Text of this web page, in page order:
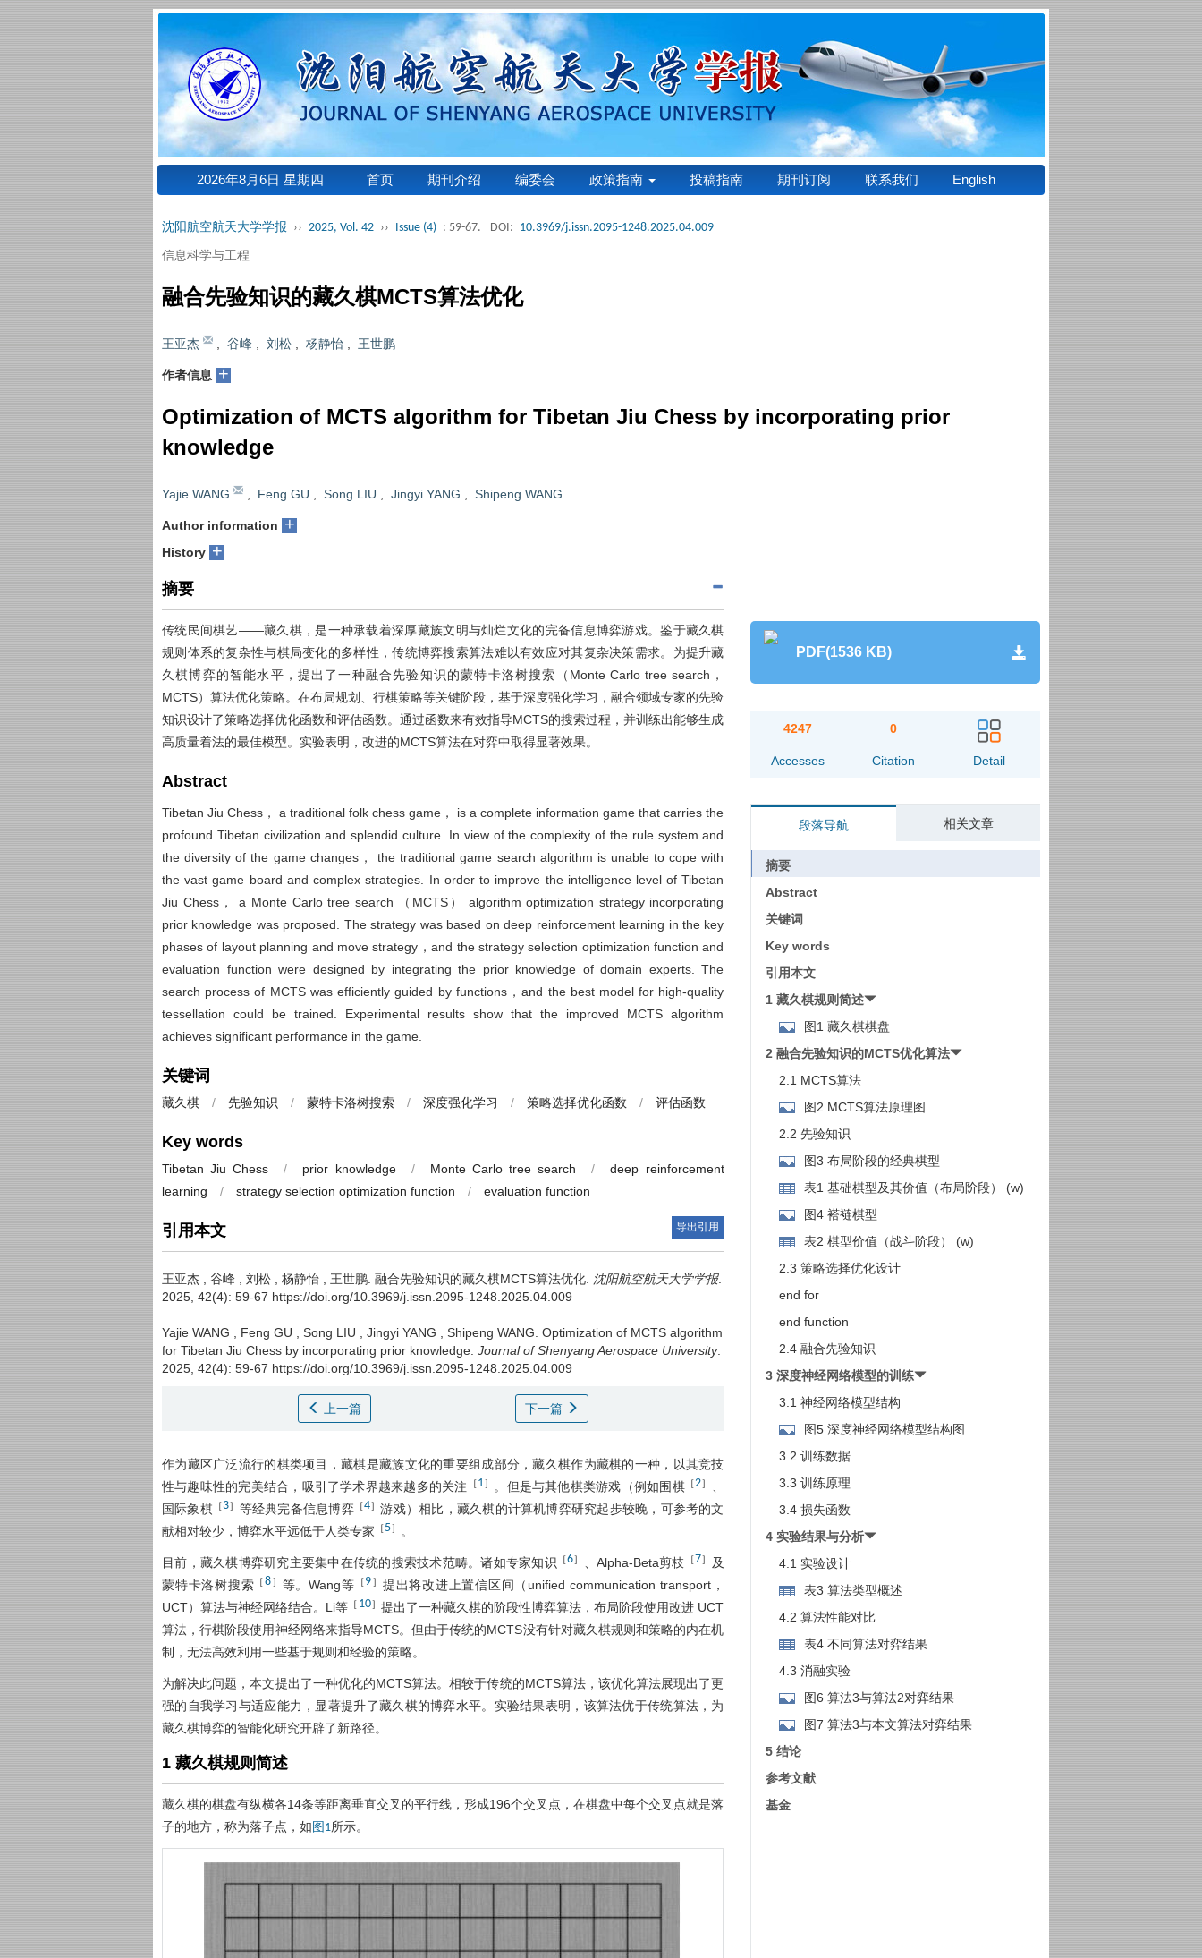
2026年8月6日 星期四 首页 期刊介绍 编委会 政策指南 投稿指南 期刊订阅 联系我们 English
沈阳航空航天大学学报 ›› 2025, Vol. 42 ›› Issue (4) : 59-67. DOI: 10.3969/j.issn.2095-1248.2025.04.009
信息科学与工程
融合先验知识的藏久棋MCTS算法优化
王亚杰 谷峰 刘松 杨静怡 王世鹏
作者信息 +
Optimization of MCTS algorithm for Tibetan Jiu Chess by incorporating prior
knowledge
Yajie WANG Feng GU Song LIU Jingyi YANG Shipeng WANG
Author information +
History +
摘要
传统民间棋艺——藏久棋，是一种承载着深厚藏族文明与灿烂文化的完备信息博弈游戏。鉴于藏久棋
规则体系的复杂性与棋局变化的多样性，传统博弈搜索算法难以有效应对其复杂决策需求。为提升藏
久棋博弈的智能水平，提出了一种融合先验知识的蒙特卡洛树搜索（Monte Carlo tree search，
MCTS）算法优化策略。在布局规划、行棋策略等关键阶段，基于深度强化学习，融合领域专家的先验
知识设计了策略选择优化函数和评估函数。通过函数来有效指导MCTS的搜索过程，并训练出能够生成
高质量着法的最佳模型。实验表明，改进的MCTS算法在对弈中取得显著效果。
Abstract
Tibetan Jiu Chess， a traditional folk chess game， is a complete information game that carries the
profound Tibetan civilization and splendid culture. In view of the complexity of the rule system and
the diversity of the game changes， the traditional game search algorithm is unable to cope with
the vast game board and complex strategies. In order to improve the intelligence level of Tibetan
Jiu Chess， a Monte Carlo tree search （MCTS） algorithm optimization strategy incorporating
prior knowledge was proposed. The strategy was based on deep reinforcement learning in the key
phases of layout planning and move strategy，and the strategy selection optimization function and
evaluation function were designed by integrating the prior knowledge of domain experts. The
search process of MCTS was efficiently guided by functions，and the best model for high-quality
tessellation could be trained. Experimental results show that the improved MCTS algorithm
achieves significant performance in the game.
关键词
藏久棋 / 先验知识 / 蒙特卡洛树搜索 / 深度强化学习 / 策略选择优化函数 / 评估函数
Key words
Tibetan Jiu Chess / prior knowledge / Monte Carlo tree search /
deep reinforcement
learning
/ strategy selection optimization function / evaluation function
引用本文 导出引用
王亚杰 谷峰 刘松 杨静怡 王世鹏 融合先验知识的藏久棋MCTS算法优化. 沈阳航空航天大学学报.
2025, 42(4): 59-67 https://doi.org/10.3969/j.issn.2095-1248.2025.04.009
Yajie WANG Feng GU Song LIU Jingyi YANG Shipeng WANG Optimization of MCTS algorithm
for Tibetan Jiu Chess by incorporating prior knowledge. Journal of Shenyang Aerospace University.
2025, 42(4): 59-67 https://doi.org/10.3969/j.issn.2095-1248.2025.04.009
上一篇 下一篇
作为藏区广泛流行的棋类项目，藏棋是藏族文化的重要组成部分，藏久棋作为藏棋的一种，以其竞技
性与趣味性的完美结合，吸引了学术界越来越多的关注
［1］ 。但是与其他棋类游戏（例如围棋 ［2］
国际象棋 ［3］ 等经典完备信息博弈 ［4］游戏）相比，藏久棋的计算机博弈研究起步较晚，可参考的文
献相对较少，博弈水平远低于人类专家 ［5］ 。
目前，藏久棋博弈研究主要集中在传统的搜索技术范畴。诸如专家知识 ［6］ 、Alpha-Beta剪枝 ［7］
及
蒙特卡洛树搜索 ［8］ 等。Wang等 ［9］ 提出将改进上置信区间（unified communication transport，
UCT）算法与神经网络结合。Li等 ［ 10］ 提出了一种藏久棋的阶段性博弈算法，布局阶段使用改进 UCT
算法，行棋阶段使用神经网络来指导MCTS。但由于传统的MCTS没有针对藏久棋规则和策略的内在机
制，无法高效利用一些基于规则和经验的策略。
为解决此问题，本文提出了一种优化的MCTS算法。相较于传统的MCTS算法，该优化算法展现出了更
强的自我学习与适应能力，显著提升了藏久棋的博弈水平。实验结果表明，该算法优于传统算法，为
藏久棋博弈的智能化研究开辟了新路径。
1 藏久棋规则简述
藏久棋的棋盘有纵横各14条等距离垂直交叉的平行线，形成196个交叉点，在棋盘中每个交叉点就是落
子的地方，称为落子点，如 图1所示。
PDF(1536 KB)
4247
Accesses
0
Citation Detail
段落导航 相关文章
摘要
Abstract
关键词
Key words
引用本文
1 藏久棋规则简述
图1 藏久棋棋盘
2 融合先验知识的MCTS优化算法
2.1 MCTS算法
图2 MCTS算法原理图
2.2 先验知识
图3 布局阶段的经典棋型
表1 基础棋型及其价值（布局阶段） (w)
图4 褡裢棋型
表2 棋型价值（战斗阶段） (w)
2.3 策略选择优化设计
end for
end function
2.4 融合先验知识
3 深度神经网络模型的训练
3.1 神经网络模型结构
图5 深度神经网络模型结构图
3.2 训练数据
3.3 训练原理
3.4 损失函数
4 实验结果与分析
4.1 实验设计
表3 算法类型概述
4.2 算法性能对比
表4 不同算法对弈结果
4.3 消融实验
图6 算法3与算法2对弈结果
图7 算法3与本文算法对弈结果
5 结论
参考文献
基金